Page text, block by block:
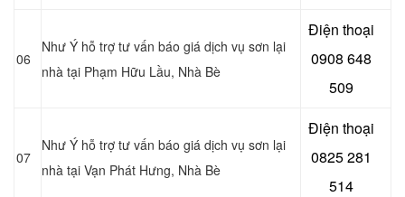
06
Như Ý hỗ trợ tư vấn báo giá dịch vụ sơn lại
nhà tại Phạm Hữu Lầu, Nhà Bè
Điện thoại
0908 648
509
07
Như Ý hỗ trợ tư vấn báo giá dịch vụ sơn lại
nhà tại Vạn Phát Hưng, Nhà Bè
Điện thoại
0825 281
514